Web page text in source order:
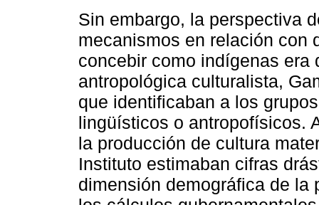
Sin embargo, la perspectiva
mecanismos en relación con
concebir como indígenas era
antropológica culturalista,
que identificaban a los
lingüísticos o antropofísicos.
la producción de cultura
Instituto estimaban cifras
dimensión demográfica de la